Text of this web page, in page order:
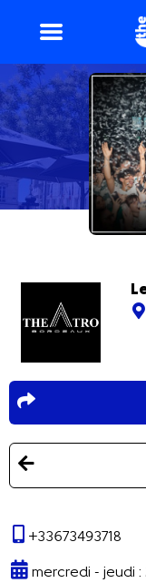
+33673493718
mercredi - jeudi :